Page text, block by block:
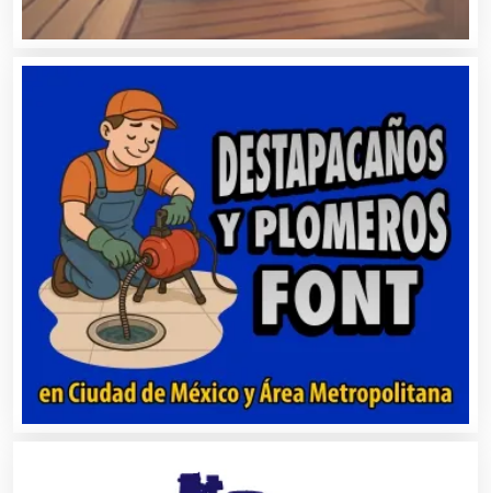
Automóviles Nuevos y Usados
Autopartes Eléctricas
Avaluos
Balnearios
Bancos
Banquetes
Bares y Cantinas